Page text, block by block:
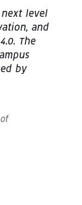
level
and
The
by